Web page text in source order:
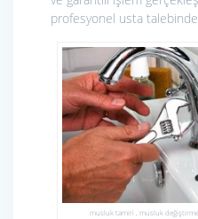
profesyonel usta
musluk tamiri , musluk